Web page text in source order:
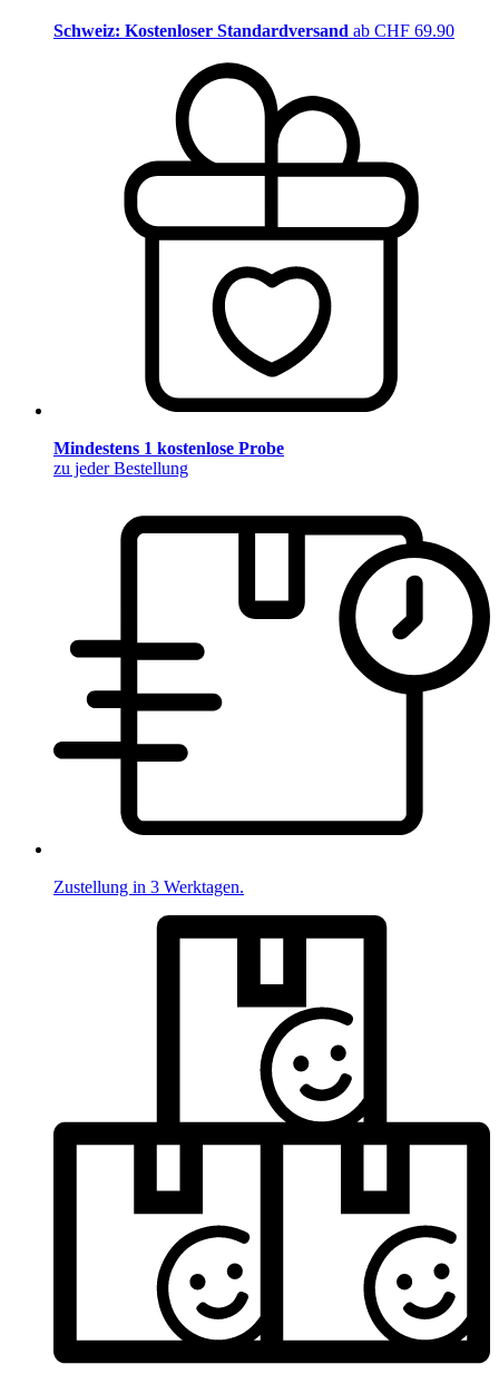
Schweiz: Kostenloser Standardversand ab CHF 69.90
Mindestens 1 kostenlose Probe
zu jeder Bestellung
Zustellung in 3 Werktagen.